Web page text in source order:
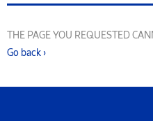
THE PAGE YOU REQUESTED
Go back ›